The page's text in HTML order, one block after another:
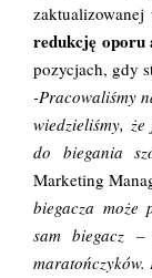
zaktualizowanej
redukcję oporu
pozycjach, gdy
-Pracowaliśmy
wiedzieliśmy,
do biegania
Marketing
biegacza może
sam biegacz